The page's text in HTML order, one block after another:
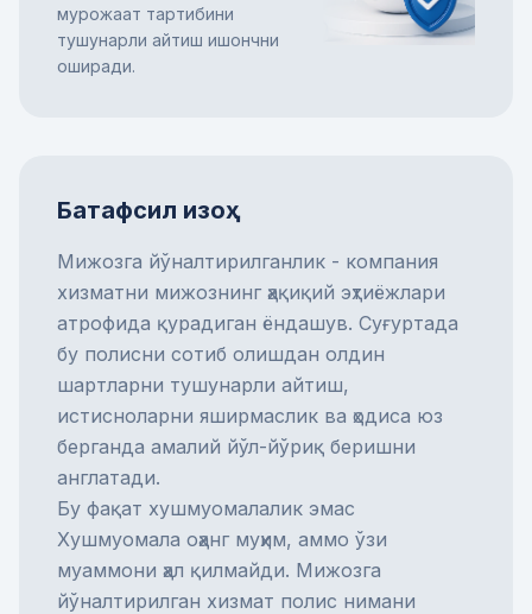
мурожаат тартибини
тушунарли айтиш ишончни
оширади.
Батафсил изоҳ
Мижозга йўналтирилганлик - компания
хизматни мижознинг ҳақиқий эҳтиёжлари
атрофида қурадиган ёндашув. Суғуртада
бу полисни сотиб олишдан олдин
шартларни тушунарли айтиш,
истисноларни яширмаслик ва ҳодиса юз
берганда амалий йўл-йўриқ беришни
англатади.
Бу фақат хушмуомалалик эмас
Хушмуомала оҳанг муҳим, аммо ўзи
муаммони ҳал қилмайди. Мижозга
йўналтирилган хизмат полис нимани